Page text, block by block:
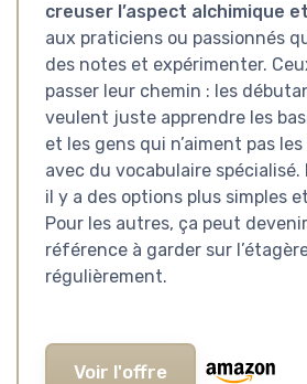
creuser l’aspect alchimique
aux praticiens ou passionnés
des notes et expérimenter.
passer leur chemin : les
veulent juste apprendre les
et les gens qui n’aiment pas
avec du vocabulaire spécialisé.
il y a des options plus simples
Pour les autres, ça peut
référence à garder sur
régulièrement.
Voir l'offre